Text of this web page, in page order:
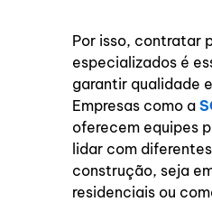
Por isso, contratar
especializados é
garantir qualidade
Empresas como a
oferecem equipes
lidar com
construção, seja
residenciais ou